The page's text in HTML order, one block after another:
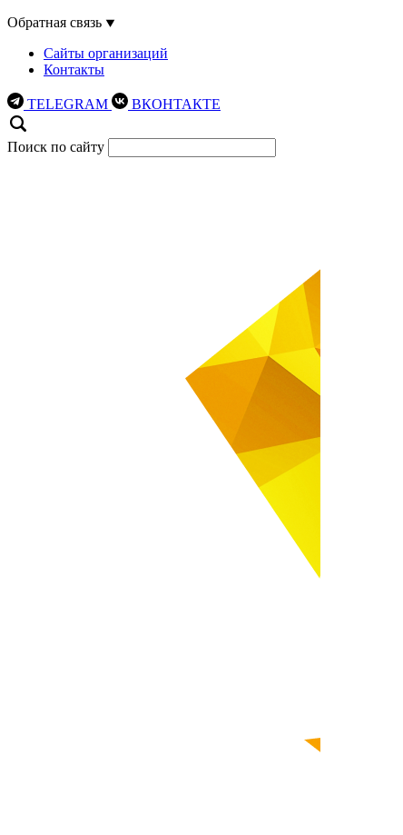
Обратная связь
Сайты организаций
Контакты
TELEGRAM ВКОНТАКТЕ
Поиск по сайту